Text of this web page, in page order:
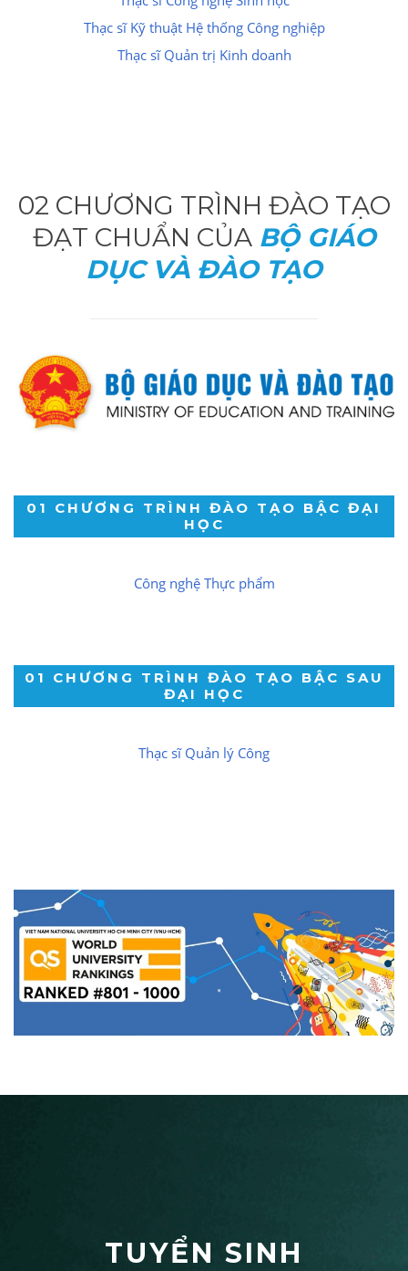
Thạc sĩ Kỹ thuật Hệ thống Công nghiệp
Thạc sĩ Quản trị Kinh doanh
02 CHƯƠNG TRÌNH ĐÀO TẠO
ĐẠT CHUẨN CỦA BỘ GIÁO
DỤC VÀ ĐÀO TẠO
01 CHƯƠNG TRÌNH ĐÀO TẠO BẬC ĐẠI
HỌC
Công nghệ Thực phẩm
01 CHƯƠNG TRÌNH ĐÀO TẠO BẬC SAU
ĐẠI HỌC
Thạc sĩ Quản lý Công
TUYỂN SINH